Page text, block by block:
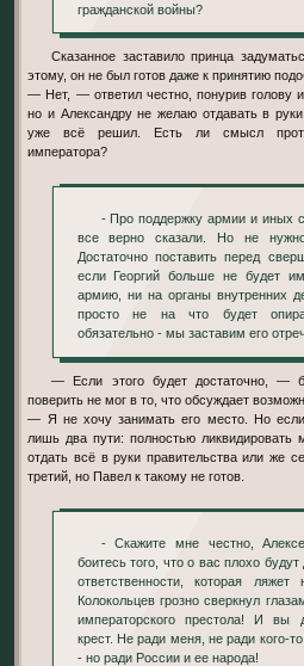
гражданской войны?
Сказанное заставило принца задуматься. Романов не был готов к
этому, он не был готов даже к принятию
— Нет, — ответил честно, понурив голову
но и Александру не желаю отдавать в
уже всё решил. Есть ли смысл
императора?
- Про поддержку армии и иных силовых структур вы
все верно сказали. Но не
Достаточно поставить перед
если Георгий больше не будет
армию, ни на органы внутренних
просто не на что будет
обязательно - мы заставим его
— Если этого будет достаточно, — беседа утомила. Алексей и
поверить не мог в то, что обсуждает
— Я не хочу занимать его место. Но если
лишь два пути: полностью
отдать всё в руки правительства или же
третий, но Павел к такому не готов.
- Скажите мне честно, Алексей Георгиевич - вы
боитесь того, что о вас плохо
ответственности, которая
Колокольцев грозно сверкнул
императорского престола! И вы
крест. Не ради меня, не ради кого-
- но ради России и ее народа!